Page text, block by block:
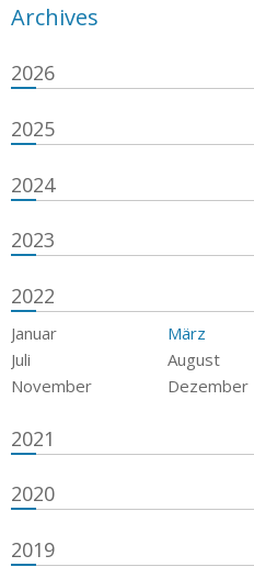
Archives
2026
2025
2024
2023
2022
Januar März
Juli
August
November
Dezember
2021
2020
2019